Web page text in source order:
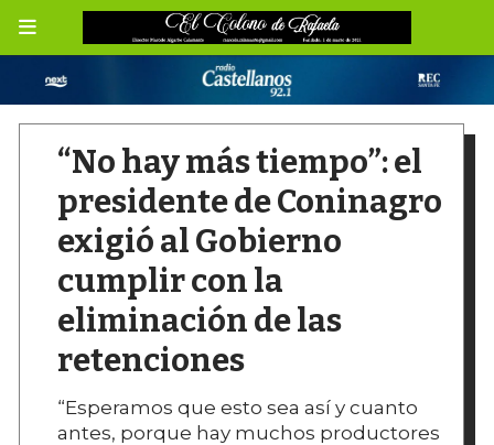
“No hay más tiempo”: el
presidente de Coninagro
exigió al Gobierno
cumplir con la
eliminación de las
retenciones
“Esperamos que esto sea así y cuanto
antes, porque hay muchos productores